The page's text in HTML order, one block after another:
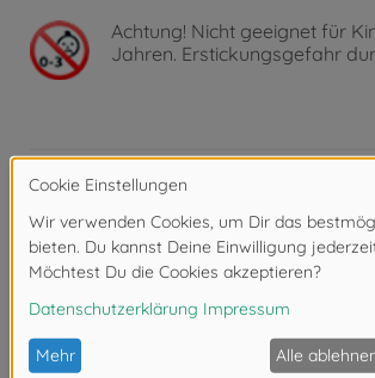
Achtung! Nicht geeignet für
Jahren. Erstickungsgefahr
Produktdetails
•FilmgetreuesDesign
•BeleuchteteAugen für verbesserte
•Vollständig
posierbar für